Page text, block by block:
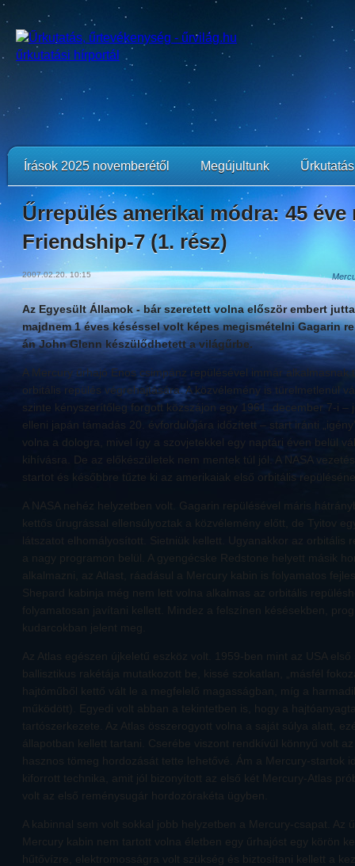
Írások 2025 novemberétől Megújultunk
Űrrepülés amerikai módra: 45 éve
Friendship-7 (1. rész)
2007.02.20. 10:15
Az Egyesült Államok - bár szeretett volna először embert
majdnem 1 éves késéssel volt képes megismételni Gagarin
án John Glenn készülődhetett a világűrbe.
A Mercury űrhajó Enos csimpánz repülésével immár alkalmasnak
orbitális repülés végrehajtására. A közvélemény is türelmetlenül
szinte kényszerítőleg forgott közszájon egy 1961. december 7-i –
elleni japán támadás 20. évfordulójára időzített – start iránti
volna a dologra, mivel így a szovjetekkel egy naptári éven belül
kihívásra. De az előkészületek nem mentek túl jól. A NASA
startot és későbbre tűzte ki az amerikaiak első orbitális
A NASA nehéz helyzetben volt. Gagarin repülésével máris
kettős űrugrással ellensúlyoztak a közvélemény előtt, de Tyitov
látszatot elhomályosított. Sietniük kellett. Ugyanakkor az orbitális
a nagy programon belül. A gyengécske Redstone helyett másik
alkalmazni, az Atlast, ráadásul a Mercury kabin is folyamatos
Shepard kabinja még nem lett volna alkalmas az orbitális
folyamatosan javítani kellett. Mindez a felszínen késésekben,
kudarcokban jelent meg.
Az Atlas egészen újkeletű eszköz volt. 1959-ben mint az USA
ballisztikus rakétája mutatkozott be, kissé szokatlan, „másfél
hajtóműből kettő vált le a megfelelő magasságban, míg a
működött). Egyedi volt abban a tekintetben is, hogy a
tartószerkezete. Az Atlas összerogyott volna a saját súlya alatt,
állapotban kellett tartani. Cserébe viszont rendkívül könnyű volt
hasznos tömeg hordozását tette lehetővé. Ám a Mercury-startok
kiforrott technika, amit jól bizonyított az első két Mercury-Atlas
volt az első reménysugár hordozórakéta ügyben.
A kabinnal sem volt sokkal jobb helyzetben a Mercury-csapat. Az
Mercury kabin nem tartott volna életben egy űrhajóst egy körön
hűtővízre, elektromosságra volt szükség és biztosítani kellett a